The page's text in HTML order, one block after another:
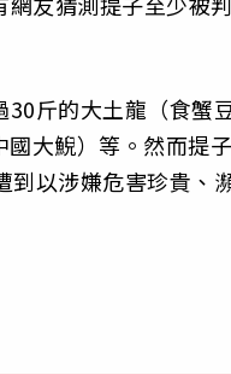
斤的大土龍（食蟹
大鯢）等。然而提子
到以涉嫌危害珍貴、